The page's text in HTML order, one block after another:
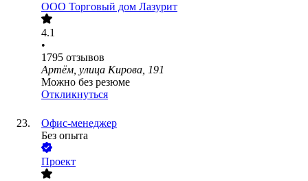
ООО Торговый дом Лазурит
4.1
•
1795 отзывов
Артём, улица Кирова, 191
Можно без резюме
Откликнуться
Офис-менеджер
Без опыта
Проект